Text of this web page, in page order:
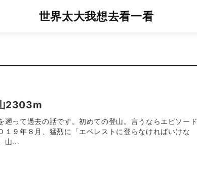
世界太大我想去看一看
2303m
遡って過去の話です。初めての登山。言うならエピソード
１９年８月、猛烈に「エベレストに登らなければいけな
山...